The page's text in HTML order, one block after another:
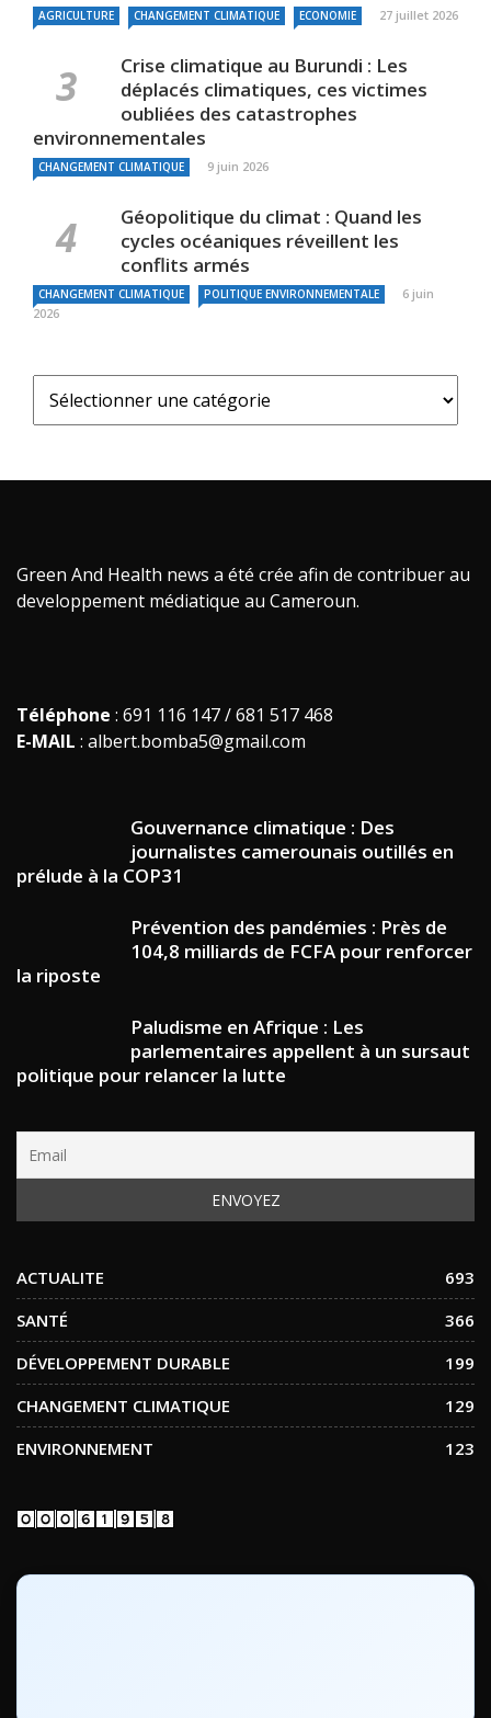
AGRICULTURE CHANGEMENT CLIMATIQUE ECONOMIE 27 juillet 2026
Crise climatique au Burundi : Les
déplacés climatiques, ces victimes
oubliées des catastrophes
environnementales
CHANGEMENT CLIMATIQUE 9 juin 2026
Géopolitique du climat : Quand les
cycles océaniques réveillent les
conflits armés
CHANGEMENT CLIMATIQUE POLITIQUE ENVIRONNEMENTALE
6 juin
2026
Green And Health news a été crée afin de contribuer au
developpement médiatique au Cameroun.
Téléphone : 691 116 147 / 681 517 468
E-MAIL : albert.bomba5@gmail.com
Gouvernance climatique : Des
journalistes camerounais outillés en
prélude à la COP31
Prévention des pandémies : Près de
104,8 milliards de FCFA pour renforcer
la riposte
Paludisme en Afrique : Les
parlementaires appellent à un sursaut
politique pour relancer la lutte
ACTUALITE
693
SANTÉ
366
DÉVELOPPEMENT DURABLE
199
CHANGEMENT CLIMATIQUE
129
ENVIRONNEMENT
123